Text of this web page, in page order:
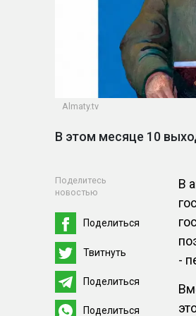
Almaty.tv
В этом месяце 10
Поделитесь
новостью
Поделиться
Твитнуть
Поделиться
Поделиться
В
-